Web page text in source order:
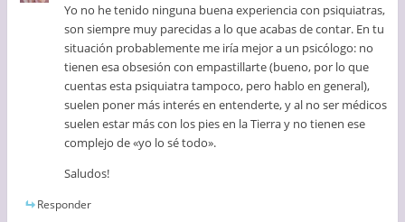
Yo no he tenido ninguna buena experiencia con psiquiatras,
son siempre muy parecidas a lo que acabas de contar. En tu
situación probablemente me iría mejor a un psicólogo: no
tienen esa obsesión con empastillarte (bueno, por lo que
cuentas esta psiquiatra tampoco, pero hablo en general),
suelen poner más interés en entenderte, y al no ser médicos
suelen estar más con los pies en la Tierra y no tienen ese
complejo de «yo lo sé todo».
Saludos!
Responder